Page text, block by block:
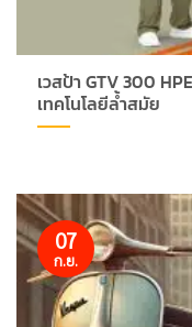
เวสป้า GTV 300
เทคโนโลยีล้ำสมัย
07
ก.ย.